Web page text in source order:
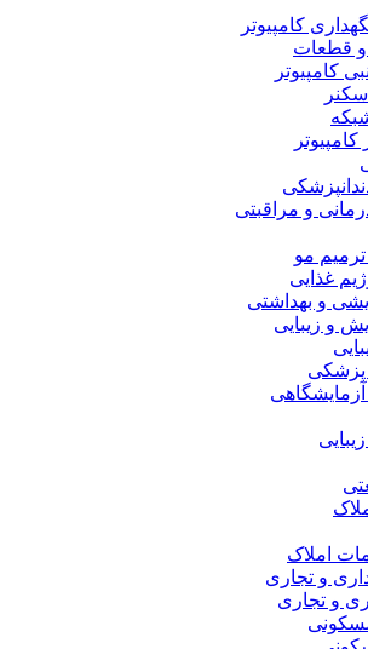
کامپیوتر
و قطعات
کامپیوتر
کامپیوتر
و مراقبتی
مو
غذایی
و بهداشتی
و زیبایی
پزشکی
املاک
و تجاری
و تجاری